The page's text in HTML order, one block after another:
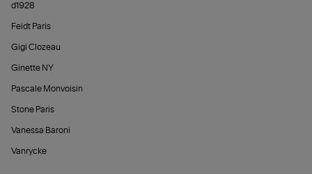
d1928
Feidt Paris
Gigi Clozeau
Ginette NY
Pascale Monvoisin
Stone Paris
Vanessa Baroni
Vanrycke